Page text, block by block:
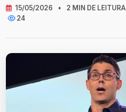
15/05/2026 • 2 MIN DE LEITURA
24